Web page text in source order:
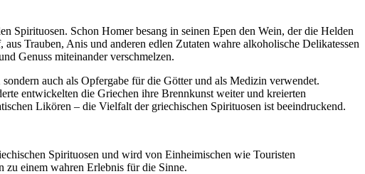
Spirituosen. Schon Homer besang in seinen Epen den Wein, der die Helden
Trauben, Anis und anderen edlen Zutaten wahre alkoholische Delikatessen
Genuss miteinander verschmelzen.
auch als Opfergabe für die Götter und als Medizin verwendet.
entwickelten die Griechen ihre Brennkunst weiter und kreierten
Likören – die Vielfalt der griechischen Spirituosen ist beeindruckend.
Spirituosen und wird von Einheimischen wie Touristen
zu einem wahren Erlebnis für die Sinne.